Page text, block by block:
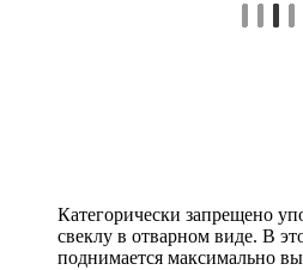
Категорически запрещено
свеклу в отварном виде. В
поднимается максимально